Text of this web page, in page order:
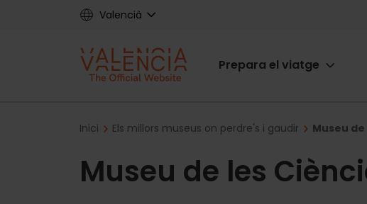
Valencià
Main
Prepara el viatge
Breadcrumb
Inici Els millors museus on perdre's i gaudir Museu
Museu de les